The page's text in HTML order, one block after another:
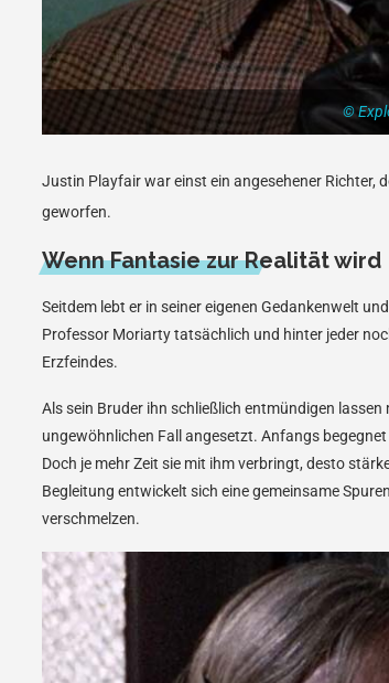
©
Justin Playfair war einst ein angesehener Richter,
geworfen.
Wenn Fantasie zur Realität wird
Seitdem lebt er in seiner eigenen Gedankenwelt
Professor Moriarty tatsächlich und hinter jeder
Erzfeindes.
Als sein Bruder ihn schließlich entmündigen
ungewöhnlichen Fall angesetzt. Anfangs
Doch je mehr Zeit sie mit ihm verbringt, desto
Begleitung entwickelt sich eine gemeinsame
verschmelzen.